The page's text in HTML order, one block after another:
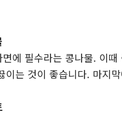
면에 필수라는 콩나물. 이
이는 것이 좋습니다. 마지